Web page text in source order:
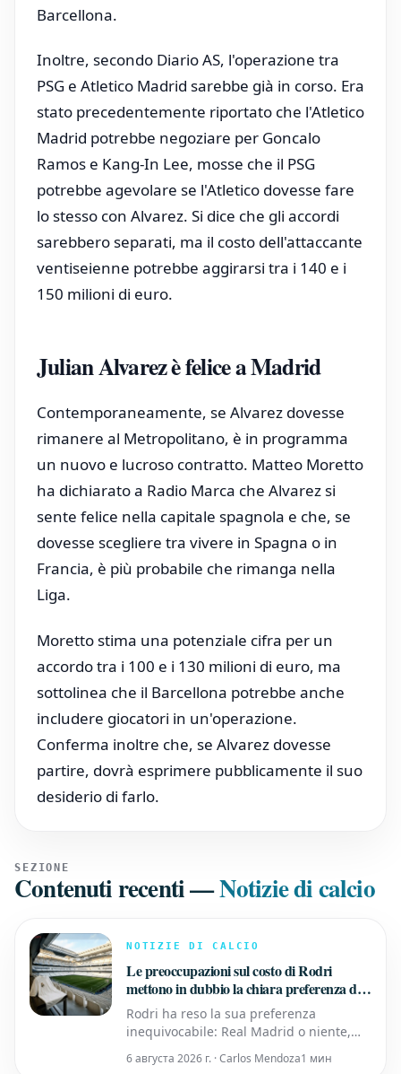
Barcellona.
Inoltre, secondo Diario AS, l'operazione tra
PSG e Atletico Madrid sarebbe già in corso. Era
stato precedentemente riportato che l'Atletico
Madrid potrebbe negoziare per Goncalo
Ramos e Kang-In Lee, mosse che il PSG
potrebbe agevolare se l'Atletico dovesse fare
lo stesso con Alvarez. Si dice che gli accordi
sarebbero separati, ma il costo dell'attaccante
ventiseienne potrebbe aggirarsi tra i 140 e i
150 milioni di euro.
Julian Alvarez è felice a Madrid
Contemporaneamente, se Alvarez dovesse
rimanere al Metropolitano, è in programma
un nuovo e lucroso contratto. Matteo Moretto
ha dichiarato a Radio Marca che Alvarez si
sente felice nella capitale spagnola e che, se
dovesse scegliere tra vivere in Spagna o in
Francia, è più probabile che rimanga nella
Liga.
Moretto stima una potenziale cifra per un
accordo tra i 100 e i 130 milioni di euro, ma
sottolinea che il Barcellona potrebbe anche
includere giocatori in un'operazione.
Conferma inoltre che, se Alvarez dovesse
partire, dovrà esprimere pubblicamente il suo
desiderio di farlo.
SEZIONE
Contenuti recenti—Notizie di calcio
NOTIZIE DI CALCIO
Le preoccupazioni sul costo di Rodri
mettono in dubbio la chiara preferenza di
trasferimento del Real Madrid
Rodri ha reso la sua preferenza
inequivocabile: Real Madrid o niente,
Un recente interesse del Barcellona non
6 августа 2026 г. · Carlos Mendoza1 мин